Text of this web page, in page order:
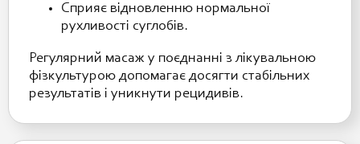
Сприяє відновленню нормальної
рухливості суглобів.
Регулярний масаж у поєднанні з лікувальною
фізкультурою допомагає досягти стабільних
результатів і уникнути рецидивів.